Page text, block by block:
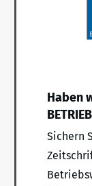
Haben
Sichern